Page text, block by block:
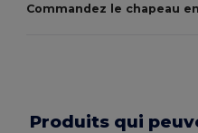
Commandez le chapeau
Produits qui